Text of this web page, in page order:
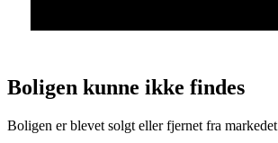
Boligen kunne ikke findes
Boligen er blevet solgt eller fjernet fra markedet